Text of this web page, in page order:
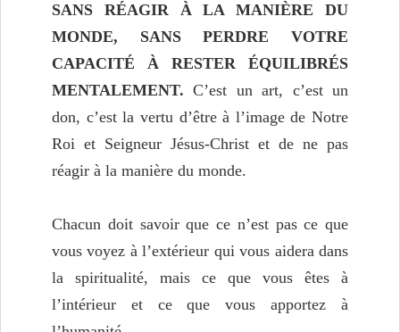
SANS RÉAGIR À LA MANIÈRE DU
MONDE, SANS PERDRE VOTRE
CAPACITÉ À RESTER ÉQUILIBRÉS
MENTALEMENT. C’est un art, c’est un
don, c’est la vertu d’être à l’image de Notre
Roi et Seigneur Jésus-Christ et de ne pas
réagir à la manière du monde.
Chacun doit savoir que ce n’est pas ce que
vous voyez à l’extérieur qui vous aidera dans
la spiritualité, mais ce que vous êtes à
l’intérieur et ce que vous apportez à